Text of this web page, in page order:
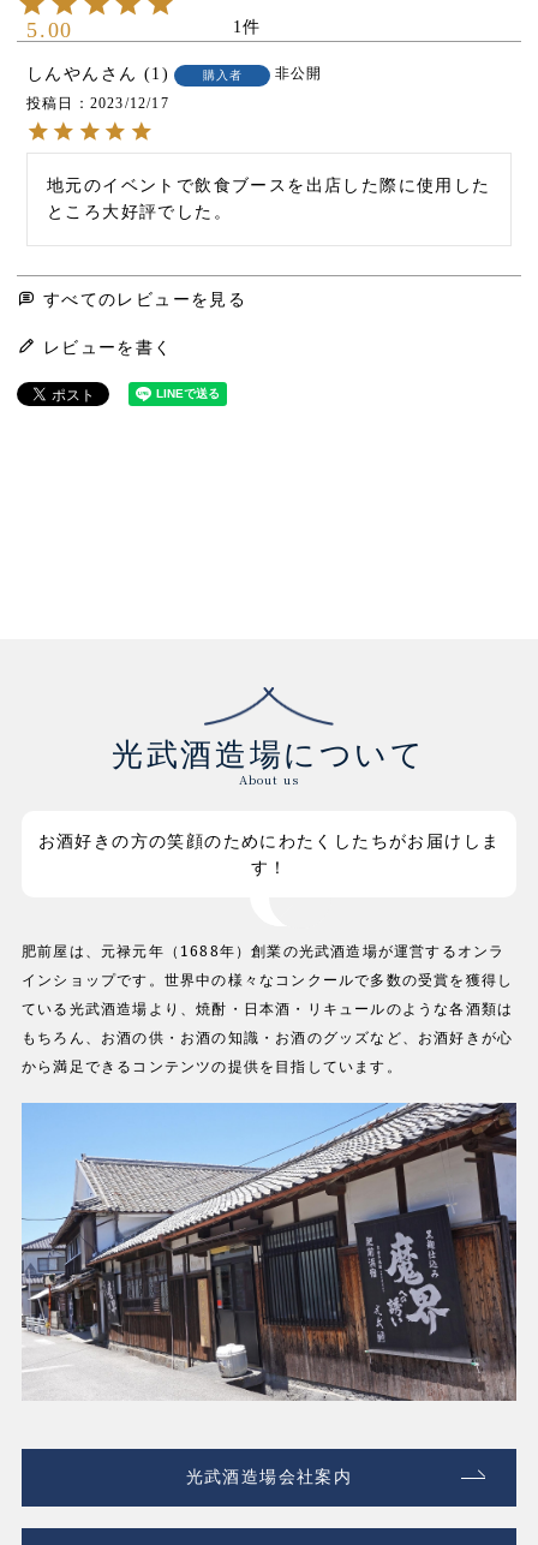
5.00 1
しんやん 1 購入者
非公開
投稿日
2023/12/17
地元のイベントで飲食ブースを出店した際に使用した
ところ大好評でした。
すべてのレビューを見る
レビューを書く
光武酒造場について
About us
お酒好きの方の笑顔のためにわたくしたちがお届けしま
す！
肥前屋は、元禄元年（1688年）創業の光武酒造場が運営するオンラ
インショップです。世界中の様々なコンクールで多数の受賞を獲得し
ている光武酒造場より、焼酎・日本酒・リキュールのような各酒類は
もちろん、お酒の供・お酒の知識・お酒のグッズなど、お酒好きが心
から満足できるコンテンツの提供を目指しています。
光武酒造場会社案内